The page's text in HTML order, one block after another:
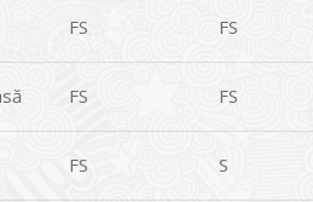
FS FS
FS FS
FS S